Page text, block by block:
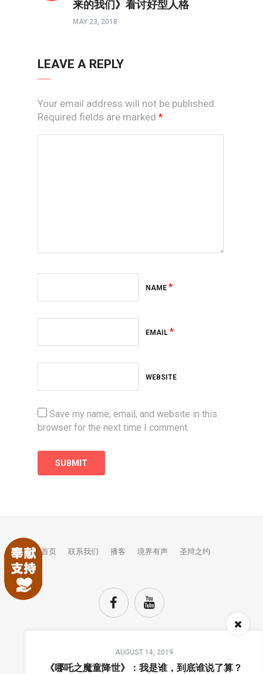
来的我们》看讨好型人格
MAY 23, 2018
LEAVE A REPLY
Your email address will not be published.
Required fields are marked *
NAME *
EMAIL *
WEBSITE
Save my name, email, and website in this
browser for the next time I comment.
AUGUST 14, 2019
《哪吒之魔童降世》：我是谁，到底谁说了算？
首页 联系我们 播客 境界有声 圣辩之约